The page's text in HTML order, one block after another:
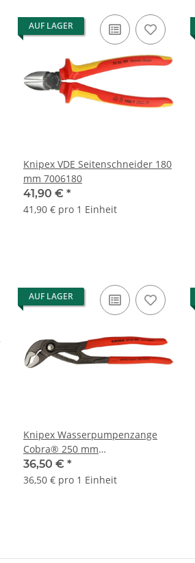
AUF LAGER
Knipex VDE Seitenschneider 180
mm 7006180
41,90 € *
41,90 € pro 1 Einheit
AUF LAGER
Knipex Wasserpumpenzange
Cobra® 250 mm
selbstklemmend 8701250
36,50 € *
36,50 € pro 1 Einheit